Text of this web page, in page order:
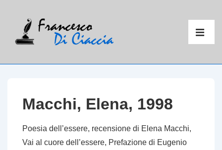
Macchi, Elena, 1998
Poesia dell’essere, recensione di Elena Macchi,
Vai al cuore dell’essere, Prefazione di Eugenio